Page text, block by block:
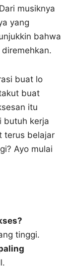
musiknya
yang
bahwa
buat lo
buat
itu
butuh kerja
terus belajar
Ayo mulai
tinggi.